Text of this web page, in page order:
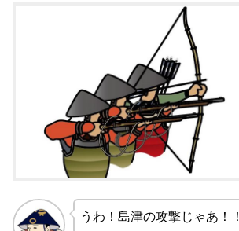
うわ！島津の攻撃じゃあ！！